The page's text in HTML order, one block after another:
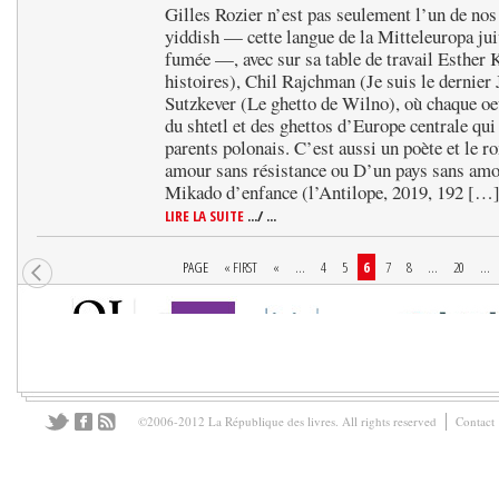
Gilles Rozier n’est pas seulement l’un de
yiddish — cette langue de la Mitteleuropa
fumée —, avec sur sa table de travail Esther
histoires), Chil Rajchman (Je suis le
Sutzkever (Le ghetto de Wilno), où chaque
du shtetl et des ghettos d’Europe centrale
parents polonais. C’est aussi un poète et le
amour sans résistance ou D’un pays sans
Mikado d’enfance (l’Antilope, 2019, 192 […]
LIRE LA SUITE .../ ...
PAGE « FIRST « ... 4 5 6 7 8 ... 20 ...
©2006-2012 La République des livres. All rights reserved Contact